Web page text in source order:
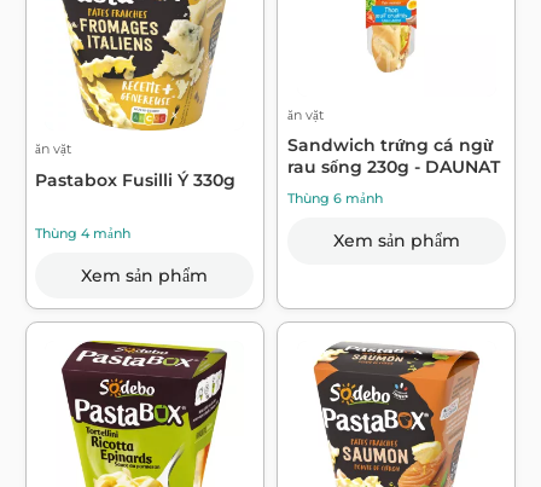
ăn vặt
Pastabox Fusilli Ý 330g
Thùng 4 mảnh
Xem sản phẩm
ăn vặt
Sandwich trứng cá ngừ
rau sống 230g - DAUNAT
Thùng 6 mảnh
Xem sản phẩm